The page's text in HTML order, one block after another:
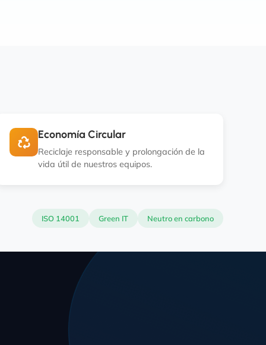
Economía Circular
Reciclaje responsable y prolongación de la
vida útil de nuestros equipos.
ISO 14001 Green IT Neutro en carbono